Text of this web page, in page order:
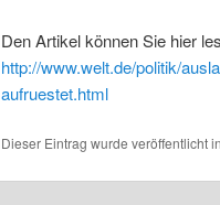
Den Artikel können Sie hier
http://www.welt.de/politik/
aufruestet.html
Dieser Eintrag wurde veröffentlicht in